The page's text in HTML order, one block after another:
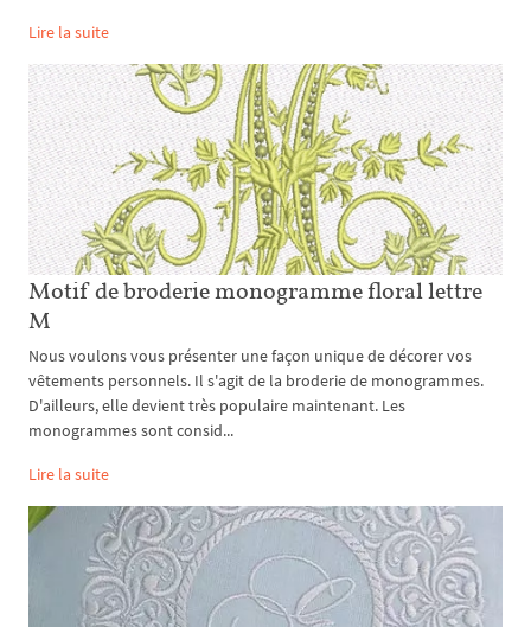
Lire la suite
Motif de broderie monogramme floral lettre
M
Nous voulons vous présenter une façon unique de décorer vos
vêtements personnels. Il s'agit de la broderie de monogrammes.
D'ailleurs, elle devient très populaire maintenant. Les
monogrammes sont consid...
Lire la suite